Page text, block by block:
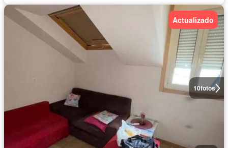
10fotos
Actualizado